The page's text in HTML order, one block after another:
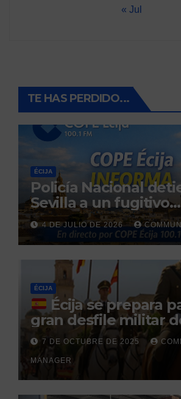
« Jul
TE HAS PERDIDO...
ÉCIJA
Policía Nacional
Sevilla a un fugitivo
reclamado por
tras no regresar a
durante un permiso
penitenciario
4 DE JULIO DE 2026
ÉCIJA
Écija se prepara
gran desfile militar
la Hispanidad
el Centro Militar de
Caballar
7 DE OCTUBRE DE 2025
MANAGER